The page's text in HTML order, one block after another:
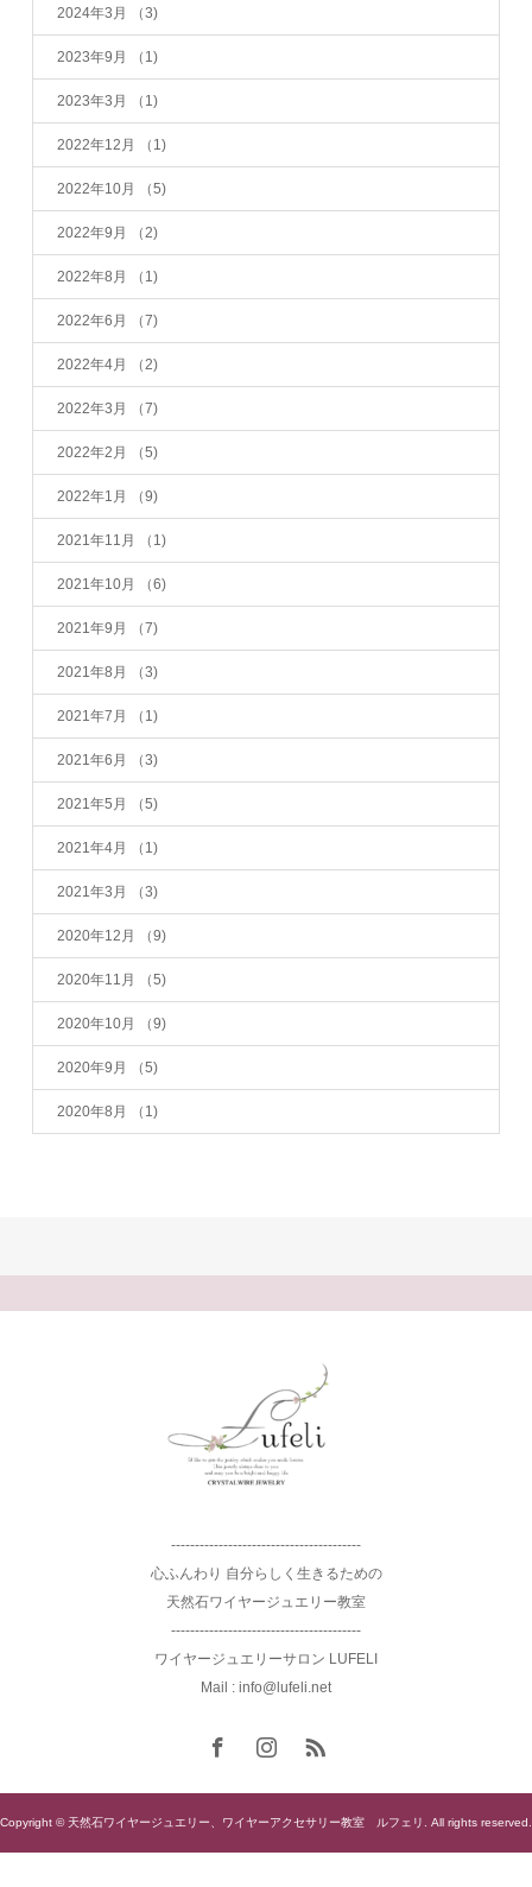
2024年3月 （3)
2023年9月 （1)
2023年3月 （1)
2022年12月 （1)
2022年10月 （5)
2022年9月 （2)
2022年8月 （1)
2022年6月 （7)
2022年4月 （2)
2022年3月 （7)
2022年2月 （5)
2022年1月 （9)
2021年11月 （1)
2021年10月 （6)
2021年9月 （7)
2021年8月 （3)
2021年7月 （1)
2021年6月 （3)
2021年5月 （5)
2021年4月 （1)
2021年3月 （3)
2020年12月 （9)
2020年11月 （5)
2020年10月 （9)
2020年9月 （5)
2020年8月 （1)
----------------------------------------
心ふんわり 自分らしく生きるための
天然石ワイヤージュエリー教室
----------------------------------------
ワイヤージュエリーサロン LUFELI
Mail : info@lufeli.net
Copyright © 天然石ワイヤージュエリー、ワイヤーアクセサリー教室 ルフェリ. All rights reserved.